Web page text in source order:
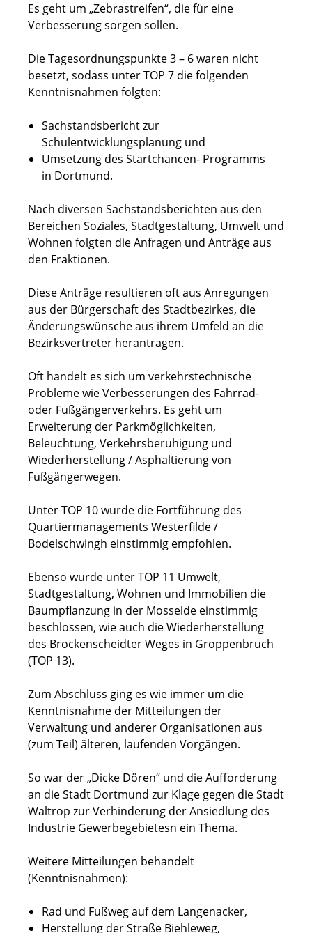
Es geht um „Zebrastreifen“, die für eine
Verbesserung sorgen sollen.
Die Tagesordnungspunkte 3 – 6 waren nicht
besetzt, sodass unter TOP 7 die folgenden
Kenntnisnahmen folgten:
Sachstandsbericht zur
Schulentwicklungsplanung und
Umsetzung des Startchancen- Programms
in Dortmund.
Nach diversen Sachstandsberichten aus den
Bereichen Soziales, Stadtgestaltung, Umwelt und
Wohnen folgten die Anfragen und Anträge aus
den Fraktionen.
Diese Anträge resultieren oft aus Anregungen
aus der Bürgerschaft des Stadtbezirkes, die
Änderungswünsche aus ihrem Umfeld an die
Bezirksvertreter herantragen.
Oft handelt es sich um verkehrstechnische
Probleme wie Verbesserungen des Fahrrad-
oder Fußgängerverkehrs. Es geht um
Erweiterung der Parkmöglichkeiten,
Beleuchtung, Verkehrsberuhigung und
Wiederherstellung / Asphaltierung von
Fußgängerwegen.
Unter TOP 10 wurde die Fortführung des
Quartiermanagements Westerfilde /
Bodelschwingh einstimmig empfohlen.
Ebenso wurde unter TOP 11 Umwelt,
Stadtgestaltung, Wohnen und Immobilien die
Baumpflanzung in der Mosselde einstimmig
beschlossen, wie auch die Wiederherstellung
des Brockenscheidter Weges in Groppenbruch
(TOP 13).
Zum Abschluss ging es wie immer um die
Kenntnisnahme der Mitteilungen der
Verwaltung und anderer Organisationen aus
(zum Teil) älteren, laufenden Vorgängen.
So war der „Dicke Dören“ und die Aufforderung
an die Stadt Dortmund zur Klage gegen die Stadt
Waltrop zur Verhinderung der Ansiedlung des
Industrie Gewerbegebietesn ein Thema.
Weitere Mitteilungen behandelt
(Kenntnisnahmen):
Rad und Fußweg auf dem Langenacker,
Herstellung der Straße Biehleweg,